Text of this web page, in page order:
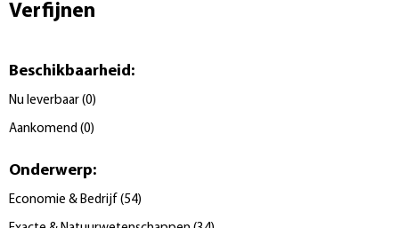
Verfijnen
Beschikbaarheid:
Nu leverbaar (0)
Aankomend (0)
Onderwerp:
Economie & Bedrijf (54)